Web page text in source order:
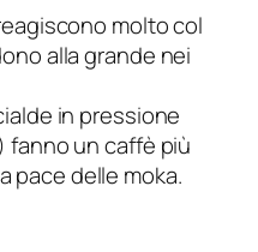
molto col
alla grande nei
in pressione
fanno un caffè più
pace delle moka.